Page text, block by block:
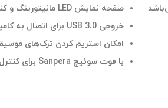
صفحه نمایش LED مانیتورینگ و کنترل پریست‌ها را راحت و آسان می‌کند
خروجی USB 3.0 برای اتصال به کامپیوتر مثل یک کارت صدا عمل می‌کند
امکان استریم کردن ترک‌های
با فوت سوئیچ Sanpera برای کنترل بیشتر سازگار است